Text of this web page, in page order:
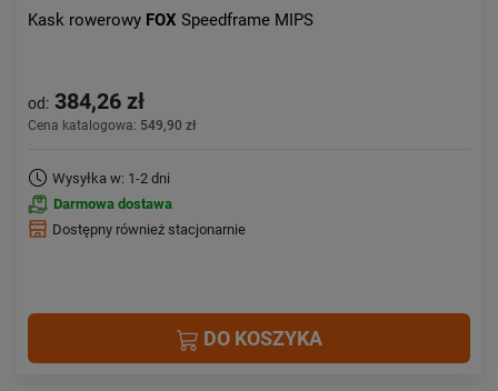
Kask rowerowy FOX Speedframe MIPS
od: 384,26 zł
Cena katalogowa: 549,90 zł
Wysyłka w: 1-2 dni
Darmowa dostawa
Dostępny również stacjonarnie
DO KOSZYKA